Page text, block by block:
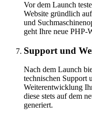
Vor dem Launch
Website gründlich
und
geht Ihre neue PHP-
Support und
Nach dem Launch
technischen Support
Weiterentwicklung
diese stets auf dem
generiert.